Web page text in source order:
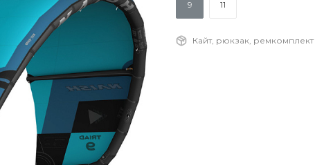
9 11
Кайт, рюкзак, ремкомплект